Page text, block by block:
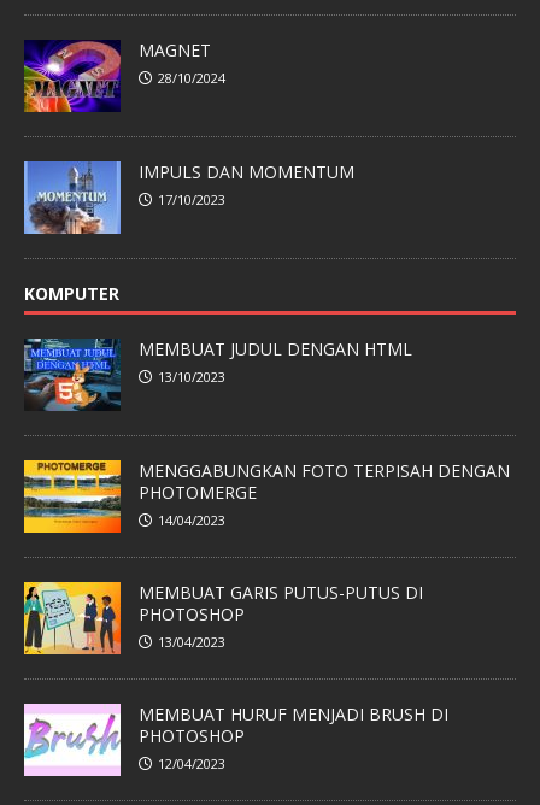
MAGNET
28/10/2024
IMPULS DAN MOMENTUM
17/10/2023
KOMPUTER
MEMBUAT JUDUL DENGAN HTML
13/10/2023
MENGGABUNGKAN FOTO TERPISAH DENGAN
PHOTOMERGE
14/04/2023
MEMBUAT GARIS PUTUS-PUTUS DI
PHOTOSHOP
13/04/2023
MEMBUAT HURUF MENJADI BRUSH DI
PHOTOSHOP
12/04/2023